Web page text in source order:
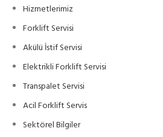
Hizmetlerimiz
Forklift Servisi
Akülü İstif Servisi
Elektrikli Forklift Servisi
Transpalet Servisi
Acil Forklift Servis
Sektörel Bilgiler